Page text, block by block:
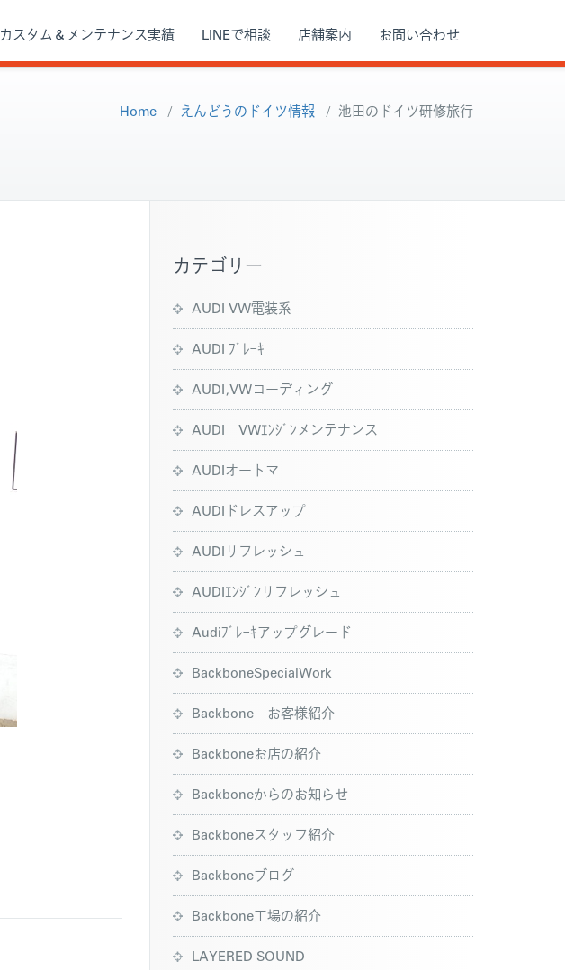
カスタム＆メンテナンス実績 LINEで相談 店舗案内 お問い合わせ
Home / えんどうのドイツ情報 / 池田のドイツ研修旅行
カテゴリー
AUDI VW電装系
AUDI ﾌﾞﾚｰｷ
AUDI,VWコーディング
AUDI VWｴﾝｼﾞﾝメンテナンス
AUDIオートマ
AUDIドレスアップ
AUDIリフレッシュ
AUDIｴﾝｼﾞﾝリフレッシュ
Audiﾌﾞﾚｰｷアップグレード
BackboneSpecialWork
Backbone お客様紹介
Backboneお店の紹介
Backboneからのお知らせ
Backboneスタッフ紹介
Backboneブログ
Backbone工場の紹介
LAYERED SOUND